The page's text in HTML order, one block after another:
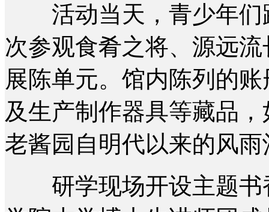
活动当天，青少年们
次参观食肴之将、源远
展陈单元。馆内陈列的
及生产制作器具等藏品
老酱园自明代以来的风雨
研学现场开设主题书